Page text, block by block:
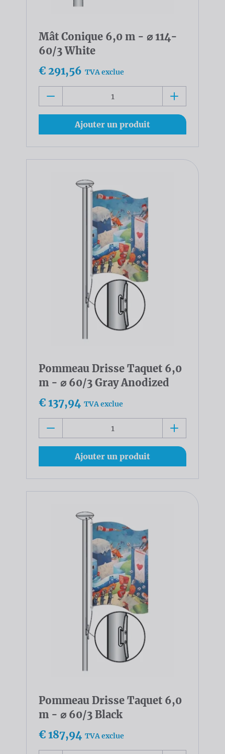
Mât Conique 6,0 m - ⌀ 114-
60/3 White
€ 291,56 TVA exclue
Ajouter un produit
Pommeau Drisse Taquet 6,0
m - ⌀ 60/3 Gray Anodized
€ 137,94 TVA exclue
Ajouter un produit
Pommeau Drisse Taquet 6,0
m - ⌀ 60/3 Black
€ 187,94 TVA exclue